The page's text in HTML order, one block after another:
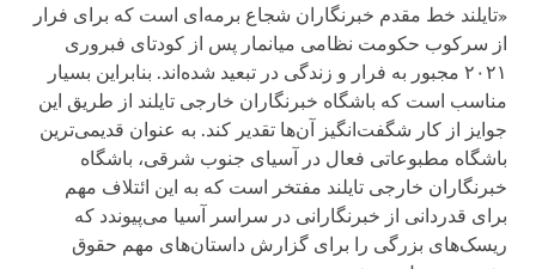
«تایلند خط مقدم خبرنگاران شجاع برمه‌ای است که برای فرار
از سرکوب حکومت نظامی میانمار پس از کودتای فبروری
۲۰۲۱ مجبور به فرار و زندگی در تبعید شده‌اند. بنابراین بسیار
مناسب است که باشگاه خبرنگاران خارجی تایلند از طریق این
جوایز از کار شگفت‌انگیز آن‌ها تقدیر کند. به عنوان قدیمی‌ترین
باشگاه مطبوعاتی فعال در آسیای جنوب شرقی، باشگاه
خبرنگاران خارجی تایلند مفتخر است که به این ائتلاف مهم
برای قدردانی از خبرنگارانی در سراسر آسیا می‌پیوندد که
ریسک‌های بزرگی را برای گزارش داستان‌های مهم حقوق